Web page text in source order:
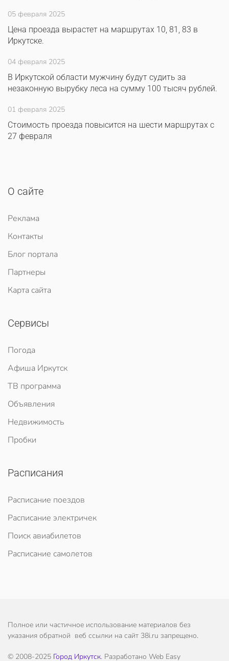
05 февраля 2025
Цена проезда вырастет на маршрутах 10, 81, 83 в
Иркутске.
04 февраля 2025
В Иркутской области мужчину будут судить за
незаконную вырубку леса на сумму 100 тысяч рублей.
01 февраля 2025
Стоимость проезда повысится на шести маршрутах с
27 февраля
О сайте
Реклама
Контакты
Блог портала
Партнеры
Карта сайта
Сервисы
Погода
Афиша Иркутск
ТВ программа
Объявления
Недвижимость
Пробки
Расписания
Расписание поездов
Расписание электричек
Поиск авиабилетов
Расписание самолетов
Полное или частичное использование материалов без
указания обратной веб ссылки на сайт 38i.ru запрещено.
© 2008-2025 Город Иркутск. Разработано Web Easy